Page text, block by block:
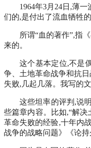
1964年3月24日,薄
们的,是付出了流血牺牲
所谓“血的著作”,指
来的。
这个基本定位,不是
争、土地革命战争和抗
失败,几起几落。我写的
这些坦率的评判,说
些篇章内容。比如,“解
革命失败的经验,十年内
战争的战略问题》《论持